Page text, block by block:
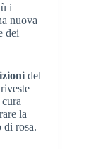
i
nuova
dei
del
la
di rosa.